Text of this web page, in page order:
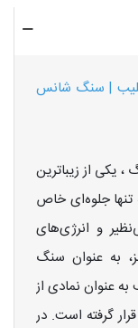
صلیب | سنگ شانس
، یکی از زیباترین
جلوه‌ای خاص
و انرژی‌های
به عنوان سنگ
عنوان نمادی از
گرفته است. در